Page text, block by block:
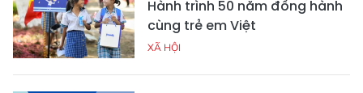
Hành trình 50 năm đồng hành
cùng trẻ em Việt
XÃ HỘI